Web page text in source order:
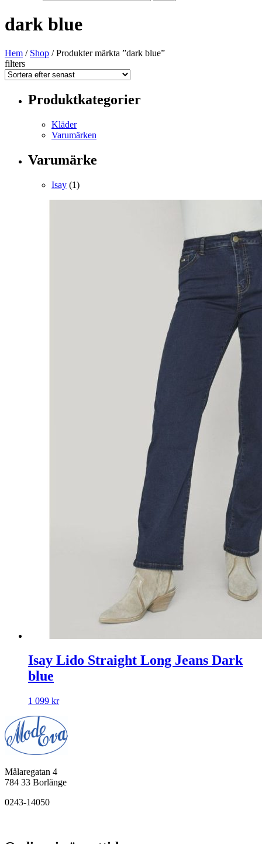
dark blue
Hem / Shop / Produkter märkta ”dark blue”
filters
Produktkategorier
Kläder
Varumärken
Varumärke
Isay (1)
Isay Lido Straight Long Jeans Dark
blue
1 099 kr
Målaregatan 4
784 33 Borlänge
0243-14050